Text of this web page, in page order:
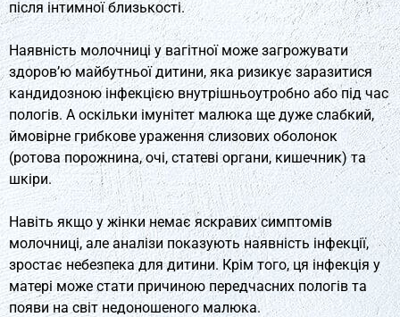
після інтимної близькості.
Наявність молочниці у вагітної може загрожувати
здоров’ю майбутньої дитини, яка ризикує заразитися
кандидозною інфекцією внутрішньоутробно або під час
пологів. А оскільки імунітет малюка ще дуже слабкий,
ймовірне грибкове ураження слизових оболонок
(ротова порожнина, очі, статеві органи, кишечник) та
шкіри.
Навіть якщо у жінки немає яскравих симптомів
молочниці, але аналізи показують наявність інфекції,
зростає небезпека для дитини. Крім того, ця інфекція у
матері може стати причиною передчасних пологів та
появи на світ недоношеного малюка.